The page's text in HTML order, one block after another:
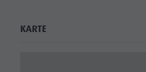
KARTE